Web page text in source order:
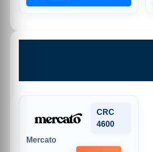
CRC
4600
Mercato